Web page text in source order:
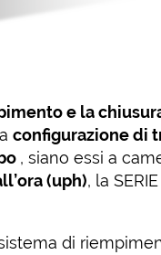
e la
configurazione di
, siano essi a
(uph), la
di